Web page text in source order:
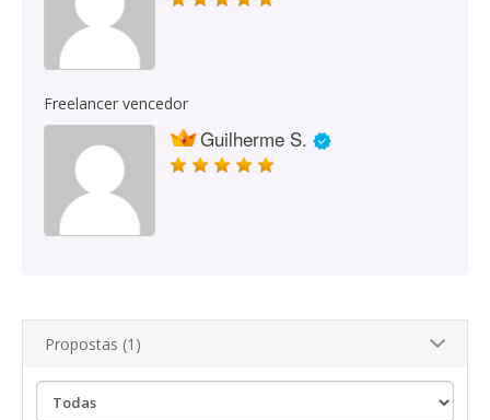
Freelancer vencedor
Guilherme S.
Propostas (1)